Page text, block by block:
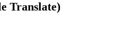
Translate)